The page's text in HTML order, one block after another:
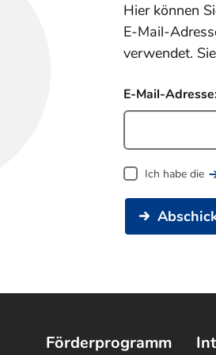
Hier können
E-Mail-
verwendet.
E-Mail-Adresse:
Ich habe die
Förderprogramm